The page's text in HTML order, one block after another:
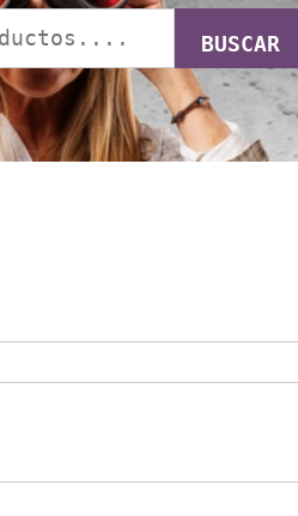
BUSCAR